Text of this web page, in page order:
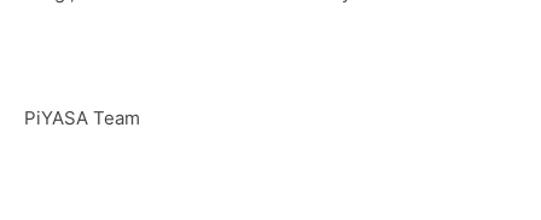
PiYASA Team